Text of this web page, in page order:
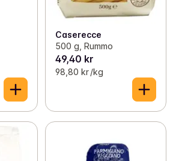
Caserecce
500 g, Rummo
49,40 kr
98,80 kr /kg